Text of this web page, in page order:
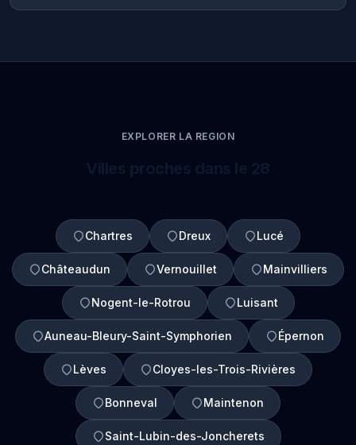
EXPLORER LA REGION
Chartres Dreux Lucé
Châteaudun Vernouillet Mainvilliers
Nogent-le-Rotrou Luisant
Auneau-Bleury-Saint-Symphorien Épernon
Lèves Cloyes-les-Trois-Rivières
Bonneval Maintenon
Saint-Lubin-des-Joncherets